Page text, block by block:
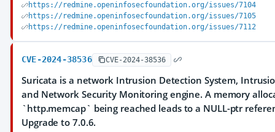
https://redmine.openinfosecfoundation.org/issues/7104
https://redmine.openinfosecfoundation.org/issues/7105
https://redmine.openinfosecfoundation.org/issues/7112
CVE-2024-38536 CVE-2024-38536
Suricata is a network Intrusion Detection System,
and Network Security Monitoring engine. A memory
`http.memcap` being reached leads to a NULL-ptr
Upgrade to 7.0.6.